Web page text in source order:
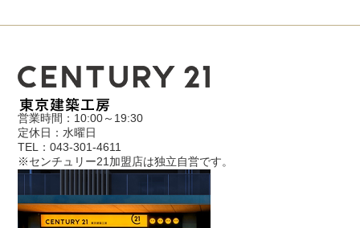
営業時間：10:00～19:30
定休日：水曜日
TEL：043-301-4611
※センチュリー21加盟店は独立自営です。